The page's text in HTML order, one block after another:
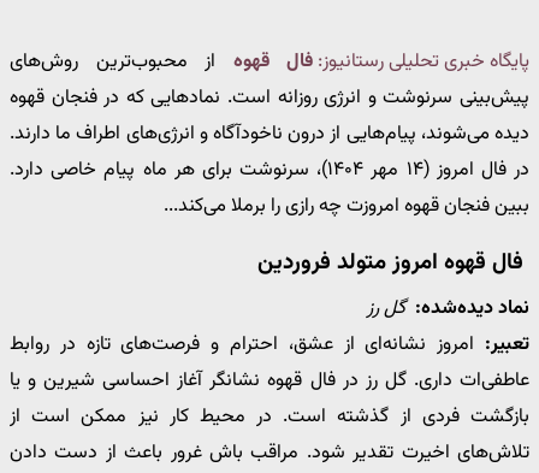
پایگاه خبری تحلیلی رستانیوز: فال قهوه از محبوب‌ترین روش‌های
پیش‌بینی سرنوشت و انرژی روزانه است. نمادهایی که در فنجان قهوه
دیده می‌شوند، پیام‌هایی از درون ناخودآگاه و انرژی‌های اطراف ما دارند.
در فال امروز (۱۴ مهر ۱۴۰۴)، سرنوشت برای هر ماه پیام خاصی دارد.
ببین فنجان قهوه امروزت چه رازی را برملا می‌کند...
فال قهوه امروز متولد فروردین
نماد دیده‌شده: گل رز
تعبیر: امروز نشانه‌ای از عشق، احترام و فرصت‌های تازه در روابط
عاطفی‌ات داری. گل رز در فال قهوه نشانگر آغاز احساسی شیرین و یا
بازگشت فردی از گذشته است. در محیط کار نیز ممکن است از
تلاش‌های اخیرت تقدیر شود. مراقب باش غرور باعث از دست دادن